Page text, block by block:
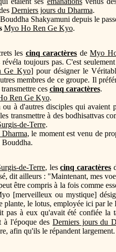
Derniers jours du Dharma.
Shakyamuni depuis le
Myo Ho Ren Ge Kyo.
les cinq caractères deMyo
toujours pas. C'est
Ge Kyo] pour désigner le
membres de ce groupe. Il
ces cinq caractères.
Ren Ge Kyo.
ou à d'autres disciples qui avaient
transmettre à des bodhisattvas
de-Terre.
, le moment est venu de
Bouddha.
de-Terre, lescinq caractères
dit ailleurs : "Maintenant, mes
être compris à la fois comme
[merveilleux ou mystique]
le lotus, employée ici par
à eux qu'avait été confiée la
à l'époque desDerniers jours du
afin qu'ils le répandent largement.